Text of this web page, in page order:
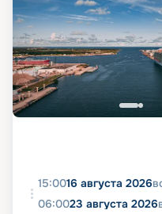
15:0016 августа 2026
06:0023 августа 2026